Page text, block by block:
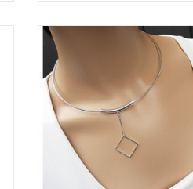
Korte Shiny zilveren spang
Ketting met ruit hanger
Doorsnee spang: 14 cm (+ 5 cm
verlengketting)
TOEVOEGEN AAN WINKELWAGEN